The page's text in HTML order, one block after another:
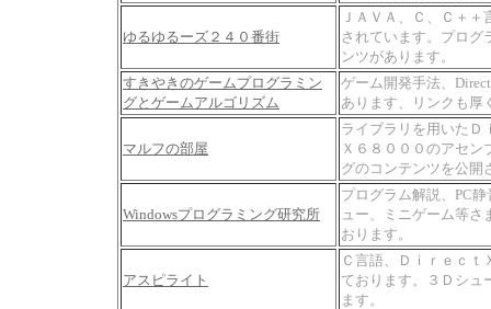
ゆるゆるーズ２４０番街
ＪＡＶＡ、Ｃ、Ｃ＋
されています。プログ
ンツがあります。
すきやきのゲームプログラミン
グとゲームアルゴリズム
ゲーム開発手法、
あります、リンクも厚
マルフの部屋
ライブラリを用いたＤ
Ｘ６８０００のアセン
グのコンテンツを公開
Windowsプログラミング研究所
プログラム解説、PC
ュー、ミニゲーム等さ
おります。
アスピライト
Ｃ言語、Ｄｉｒｅｃ
ております。３Ｄシュ
ます。